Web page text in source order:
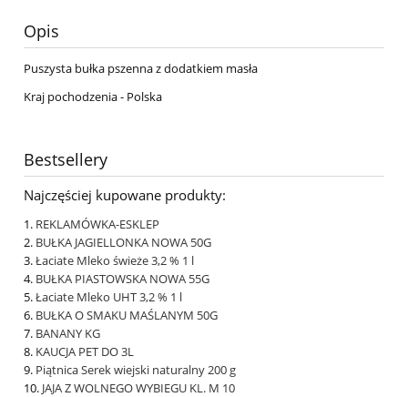
Opis
Puszysta bułka pszenna z dodatkiem masła
Kraj pochodzenia - Polska
Bestsellery
Najczęściej kupowane produkty:
REKLAMÓWKA-ESKLEP
BUŁKA JAGIELLONKA NOWA 50G
Łaciate Mleko świeże 3,2 % 1 l
BUŁKA PIASTOWSKA NOWA 55G
Łaciate Mleko UHT 3,2 % 1 l
BUŁKA O SMAKU MAŚLANYM 50G
BANANY KG
KAUCJA PET DO 3L
Piątnica Serek wiejski naturalny 200 g
JAJA Z WOLNEGO WYBIEGU KL. M 10